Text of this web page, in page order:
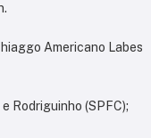
Americano Labes
Rodriguinho (SPFC);